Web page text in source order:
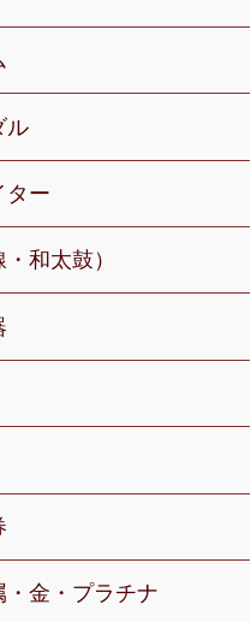
ル
ター
和太鼓）
金・プラチナ